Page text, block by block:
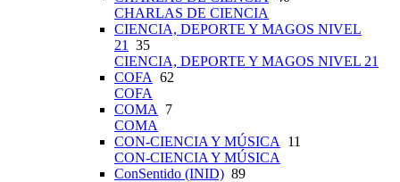
CHARLAS DE CIENCIA
CIENCIA, DEPORTE Y MAGOS NIVEL
21 35
CIENCIA, DEPORTE Y MAGOS NIVEL 21
COFA 62
COFA
COMA 7
COMA
CON-CIENCIA Y MÚSICA 11
CON-CIENCIA Y MÚSICA
ConSentido (INID) 89